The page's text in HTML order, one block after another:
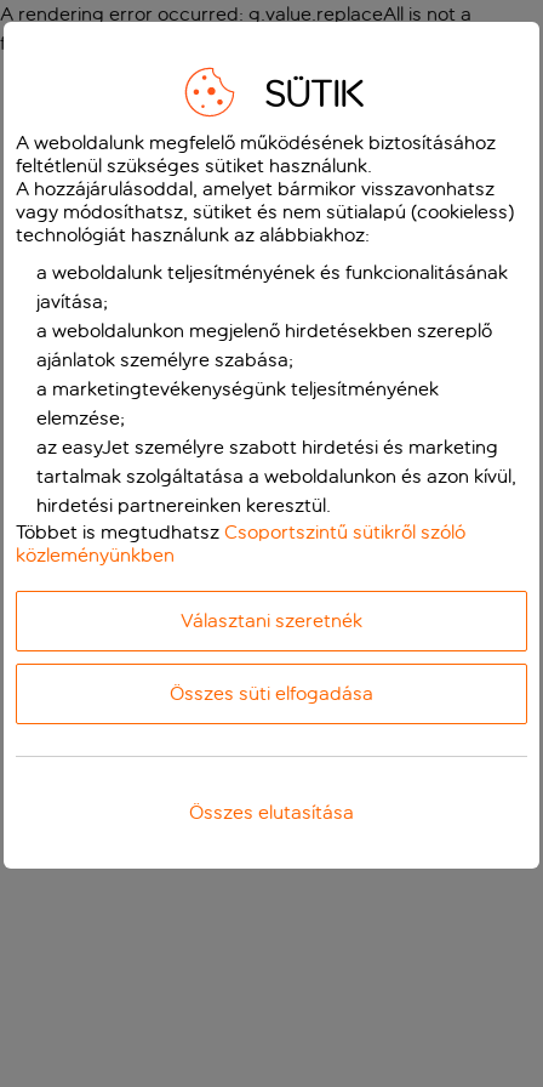
A rendering error occurred: g.value.replaceAll is not a
function
SÜTIK
A weboldalunk megfelelő működésének biztosításához
feltétlenül szükséges sütiket használunk.
A hozzájárulásoddal, amelyet bármikor visszavonhatsz
vagy módosíthatsz, sütiket és nem sütialapú (cookieless)
technológiát használunk az alábbiakhoz:
a weboldalunk teljesítményének és funkcionalitásának
javítása;
a weboldalunkon megjelenő hirdetésekben szereplő
ajánlatok személyre szabása;
a marketingtevékenységünk teljesítményének
elemzése;
az easyJet személyre szabott hirdetési és marketing
tartalmak szolgáltatása a weboldalunkon és azon kívül,
hirdetési partnereinken keresztül.
Többet is megtudhatszCsoportszintű sütikről szóló
közleményünkben
Választani szeretnék
Összes süti elfogadása
Összes elutasítása